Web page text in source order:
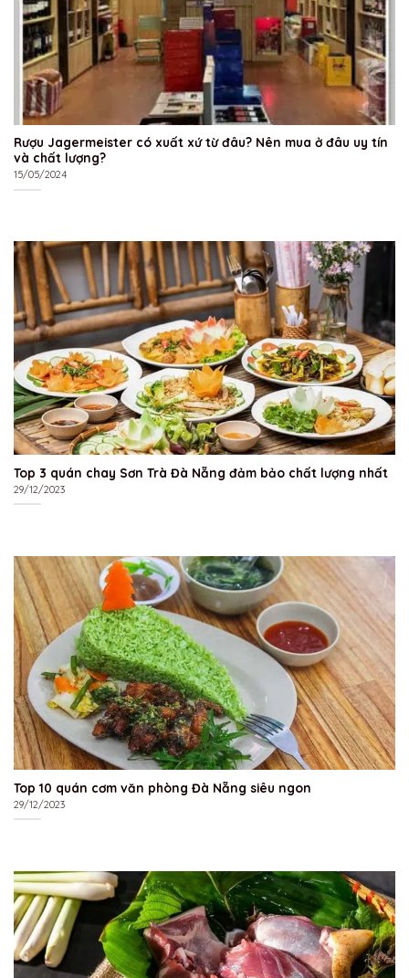
Rượu Jagermeister có xuất xứ từ đâu? Nên mua ở đâu uy tín
và chất lượng?
15/05/2024
Top 3 quán chay Sơn Trà Đà Nẵng đảm bảo chất lượng nhất
29/12/2023
Top 10 quán cơm văn phòng Đà Nẵng siêu ngon
29/12/2023